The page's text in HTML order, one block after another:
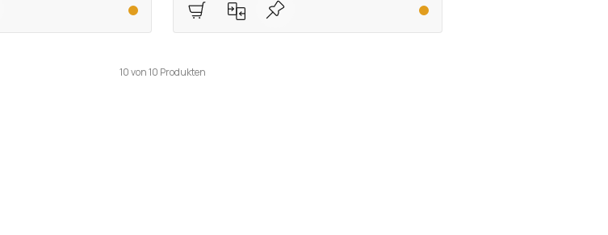
10von10 Produkten